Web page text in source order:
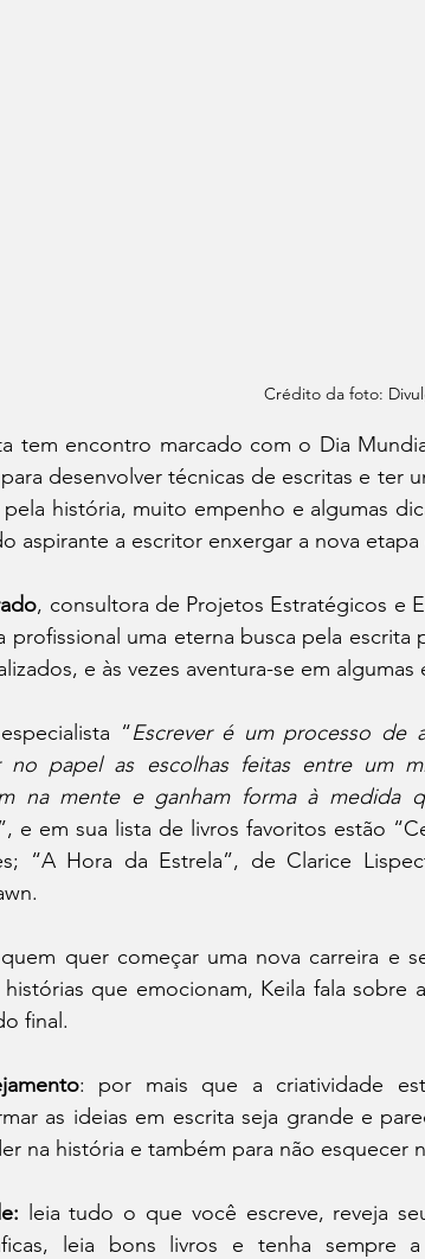
Crédito da foto:
tem encontro marcado com o Dia
desenvolver técnicas de escritas e ter
história, muito empenho e algumas
aspirante a escritor enxergar a nova etapa
, consultora de Projetos Estratégicos e
profissional uma eterna busca pela
e às vezes aventura-se em algumas
“Escrever é um processo de
no papel as escolhas feitas entre um
na mente e ganham forma à medida
”, e em sua lista de livros favoritos estão
“A Hora da Estrela”, de Clarice
quer começar uma nova carreira e
que emocionam, Keila fala sobre
final.
: por mais que a criatividade
as ideias em escrita seja grande e
na história e também para não esquecer
leia tudo o que você escreve, reveja
leia bons livros e tenha sempre